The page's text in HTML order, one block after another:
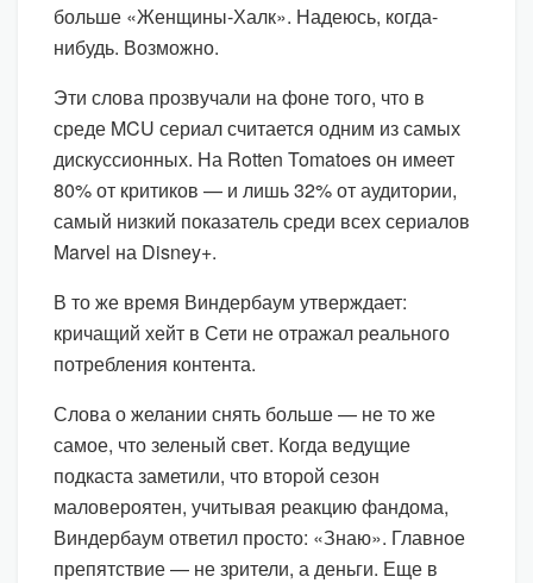
больше «Женщины-Халк». Надеюсь, когда-
нибудь. Возможно.
Эти слова прозвучали на фоне того, что в
среде MCU сериал считается одним из самых
дискуссионных. На Rotten Tomatoes он имеет
80% от критиков — и лишь 32% от аудитории,
самый низкий показатель среди всех сериалов
Marvel на Disney+.
В то же время Виндербаум утверждает:
кричащий хейт в Сети не отражал реального
потребления контента.
Слова о желании снять больше — не то же
самое, что зеленый свет. Когда ведущие
подкаста заметили, что второй сезон
маловероятен, учитывая реакцию фандома,
Виндербаум ответил просто: «Знаю». Главное
препятствие — не зрители, а деньги. Еще в